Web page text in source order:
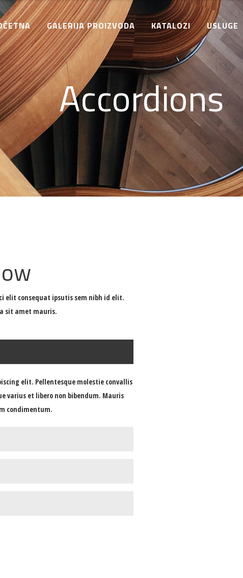
GALERIJA PROIZVODA KATALOZI USLUGE
Accordions
elit consequat ipsutis sem nibh id elit.
sit amet mauris.
elit. Pellentesque molestie convallis
varius et libero non bibendum. Mauris
condimentum.